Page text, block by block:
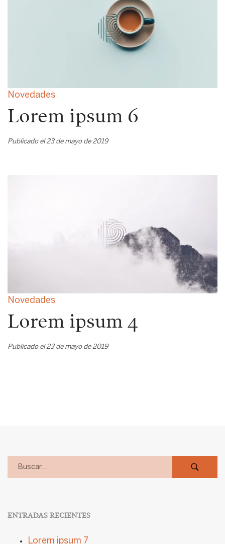
Novedades
Lorem ipsum 6
Publicado el 23 de mayo de 2019
Novedades
Lorem ipsum 4
Publicado el 23 de mayo de 2019
ENTRADAS RECIENTES
Lorem ipsum 7